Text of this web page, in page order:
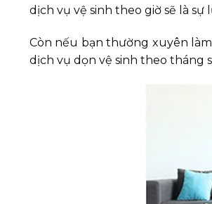
dịch vụ vệ sinh theo giờ sẽ là
Còn nếu bạn thường xuyên
dịch vụ dọn vệ sinh theo tháng